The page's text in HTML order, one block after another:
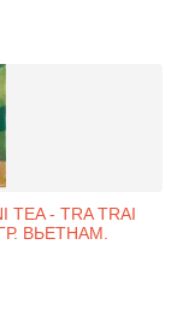
TEA - TRA TRAI
ВЬЕТНАМ.